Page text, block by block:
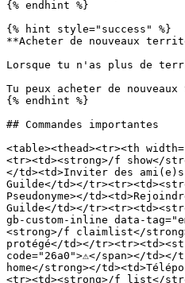
{% endhint %}
{% hint style="success" %}
**Acheter de nouveaux
Lorsque tu n'as plus de
Tu peux acheter de
{% endhint %}
## Commandes importantes
<table><thead><tr><th
<tr><td><strong>/f show</
</td><td>Inviter des ami(e)s
Guilde</td></
Pseudonyme></
Guilde</td></
gb-custom-inline data-
<strong>/f claimlist</
protégé</td></
code="26a0">⚠️</span></
home</strong></
<tr><td><strong>/f list</